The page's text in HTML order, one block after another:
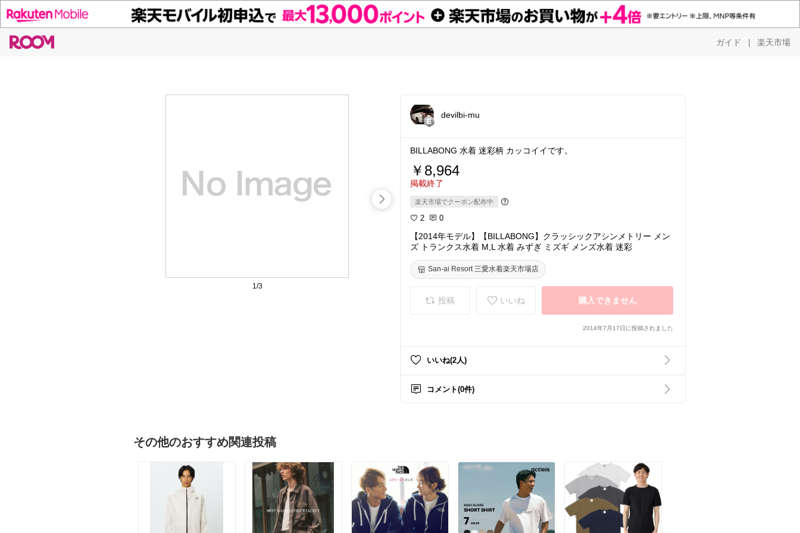
ガイド | 楽天市場
1/3
devilbi-mu
BILLABONG 水着 迷彩柄 カッコイイです。
￥8,964
掲載終了
楽天市場でクーポン配布中
2 0
【2014年モデル】【BILLABONG】クラッシックアシンメトリー メン
ズ トランクス水着 M,L 水着 みずぎ ミズギ メンズ水着 迷彩
San-ai Resort 三愛水着楽天市場店
投稿 いいね 購入できません
2014年7月17日に投稿されました
いいね(2人)
コメント(0件)
その他のおすすめ関連投稿